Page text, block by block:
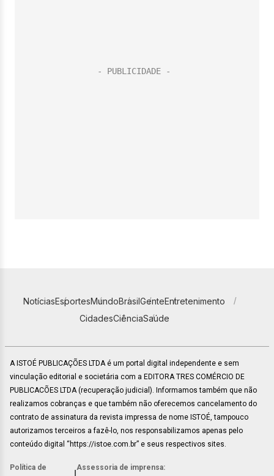
NotíciasEsportesMundoBrasilGenteEntretenimento
CidadesCiênciaSaúde
A ISTOÉ PUBLICAÇÕES LTDA é um portal digital independente e sem
vinculação editorial e societária com a EDITORA TRES COMÉRCIO DE
PUBLICACÕES LTDA (recuperação judicial). Informamos também que não
realizamos cobranças e que também não oferecemos cancelamento do
contrato de assinatura da revista impressa de nome ISTOÉ, tampouco
autorizamos terceiros a fazê-lo, nos responsabilizamos apenas pelo
conteúdo digital “https://istoe.com.br” e seus respectivos sites.
Política de Assessoria de imprensa: